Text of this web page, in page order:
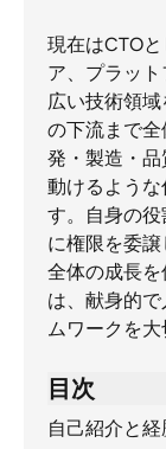
現在はCTO
ア、プラッ
広い技術領
の下流まで
発・製造・
動けるよう
す。自身の
に権限を委
全体の成長
は、献身的
ムワークを大
目次
自己紹介と経